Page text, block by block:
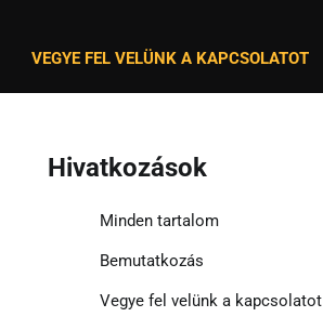
VEGYE FEL VELÜNK A KAPCSOLATOT
Hivatkozások
Minden tartalom
Bemutatkozás
Vegye fel velünk a kapcsolatot